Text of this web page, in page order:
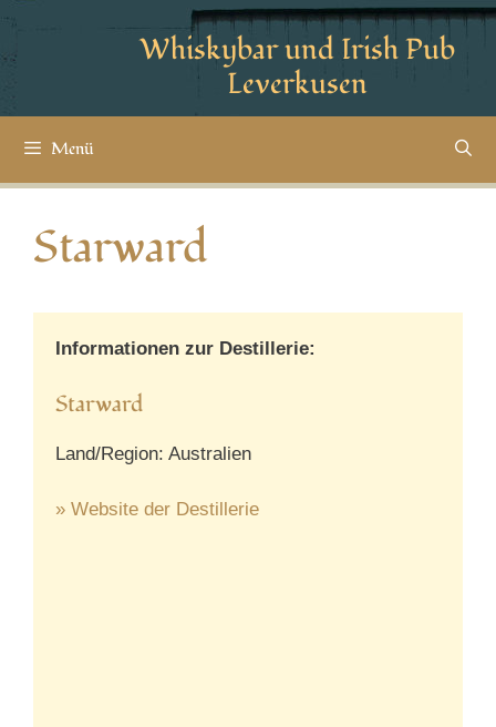
Whiskybar und Irish Pub
Leverkusen
Menü
Starward
Informationen zur Destillerie:
Starward
Land/Region: Australien
» Website der Destillerie